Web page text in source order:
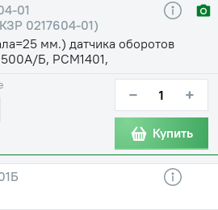
01
0217604-01)
мм.) датчика оборотов
Б, РСМ1401,
− +
Купить